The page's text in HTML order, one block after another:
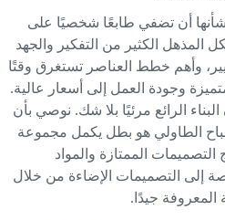
أن تضفي طابعًا شخصيًا على
الكثير من التفكير والجهد
وأهم خطط العناصر تستغرق وقتًا
وجودة العمل إلى أسعار عالية.
الرائع مرئيًا بلا شك. نوصي بأن
الطاولي هو بطل يكمل مجموعة
الممتازة والمواد
إلى التصميمات الإضاءة من خلال
جيدًا.